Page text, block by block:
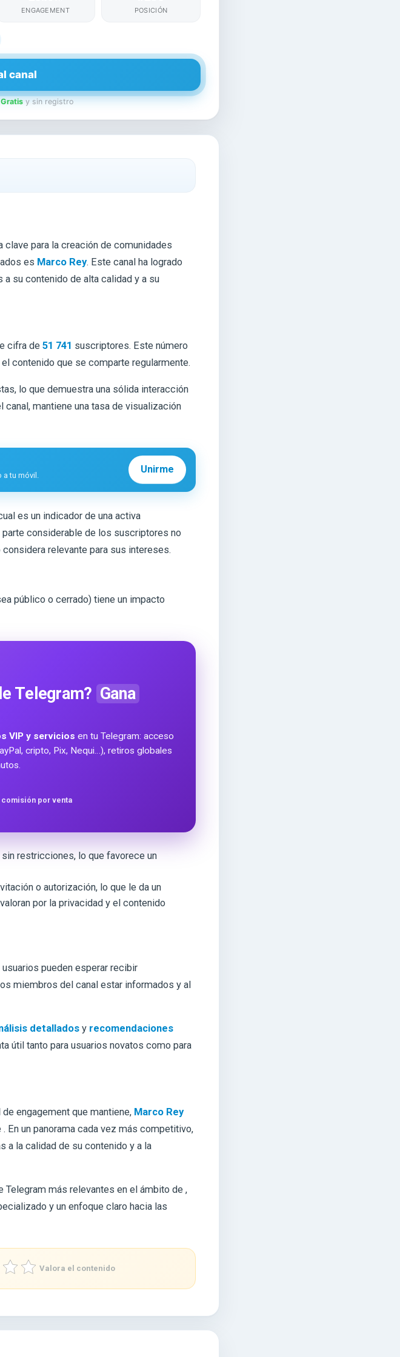
ENGAGEMENT POSICIÓN
canal
Gratisy sin registro
para la creación de comunidades
es Marco Rey. Este canal ha logrado
a su contenido de alta calidad y a su
cifra de 51 741 suscriptores. Este número
contenido que se comparte regularmente.
lo que demuestra una sólida interacción
mantiene una tasa de visualización
a tu móvil.
Unirme
es un indicador de una activa
considerable de los suscriptores no
relevante para sus intereses.
público o cerrado) tiene un impacto
Telegram? Gana
VIP y servicios en tu Telegram: acceso
cripto, Pix, Nequi…), retiros globales
comisión por venta
restricciones, lo que favorece un
o autorización, lo que le da un
por la privacidad y el contenido
usuarios pueden esperar recibir
miembros del canal estar informados y al
detallados y recomendaciones
útil tanto para usuarios novatos como para
engagement que mantiene, Marco Rey
En un panorama cada vez más competitivo,
a la calidad de su contenido y a la
Telegram más relevantes en el ámbito de ,
y un enfoque claro hacia las
Valora el contenido